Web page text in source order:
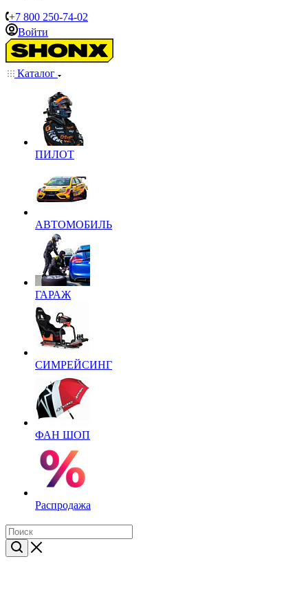
+7 800 250-74-02
Войти
Каталог
ПИЛОТ
АВТОМОБИЛЬ
ГАРАЖ
СИМРЕЙСИНГ
ФАН ШОП
Распродажа